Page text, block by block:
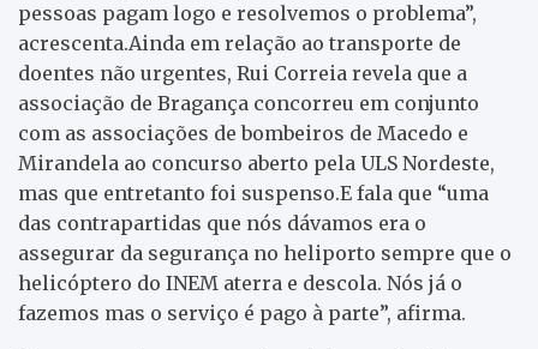
pessoas pagam logo e resolvemos o problema”,
acrescenta.Ainda em relação ao transporte de
doentes não urgentes, Rui Correia revela que a
associação de Bragança concorreu em conjunto
com as associações de bombeiros de Macedo e
Mirandela ao concurso aberto pela ULS Nordeste,
mas que entretanto foi suspenso.E fala que “uma
das contrapartidas que nós dávamos era o
assegurar da segurança no heliporto sempre que o
helicóptero do INEM aterra e descola. Nós já o
fazemos mas o serviço é pago à parte”, afirma.